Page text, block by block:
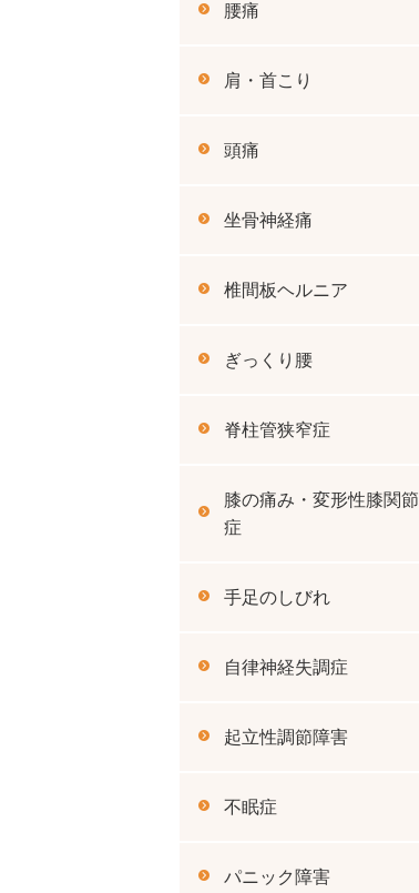
腰痛
肩・首こり
頭痛
坐骨神経痛
椎間板ヘルニア
ぎっくり腰
脊柱管狭窄症
膝の痛み・変形性膝関節
症
手足のしびれ
自律神経失調症
起立性調節障害
不眠症
パニック障害